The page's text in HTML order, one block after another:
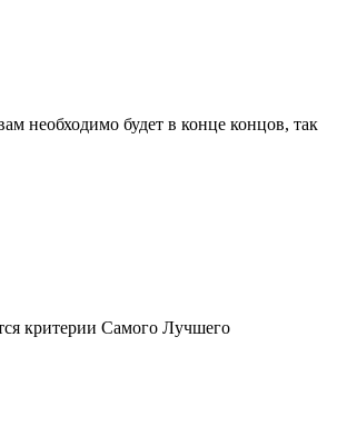
необходимо будет в конце концов, так
критерии Самого Лучшего